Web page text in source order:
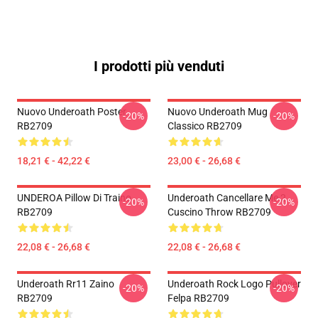
I prodotti più venduti
Nuovo Underoath Poster
RB2709
18,21 € - 42,22 €
-20%
Nuovo Underoath Mug
Classico RB2709
23,00 € - 26,68 €
-20%
UNDEROA Pillow Di Traino
RB2709
22,08 € - 26,68 €
-20%
Underoath Cancellare Me 2
Cuscino Throw RB2709
22,08 € - 26,68 €
-20%
Underoath Rr11 Zaino
RB2709
-20%
Underoath Rock Logo Pullover
Felpa RB2709
-20%